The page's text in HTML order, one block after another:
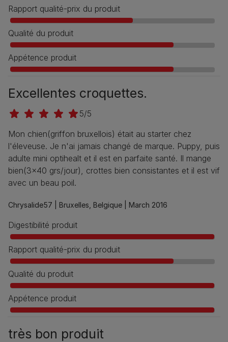
Rapport qualité-prix du produit
Qualité du produit
Appétence produit
Excellentes croquettes.
5/5
Mon chien(griffon bruxellois) était au starter chez
l'éleveuse. Je n'ai jamais changé de marque. Puppy, puis
adulte mini optihealt et il est en parfaite santé. Il mange
bien(3x40 grs/jour), crottes bien consistantes et il est vif
avec un beau poil.
Chrysalide57 | Bruxelles, Belgique | March 2016
Digestibilité produit
Rapport qualité-prix du produit
Qualité du produit
Appétence produit
très bon produit